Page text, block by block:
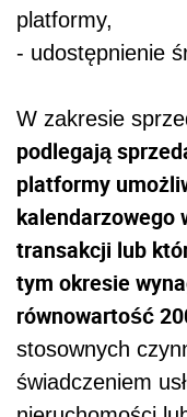
platformy,
- udostępnienie
W zakresie
podlegają
platformy
kalendarzowego
transakcji lub
tym okresie
równowartość
stosownych
świadczeniem